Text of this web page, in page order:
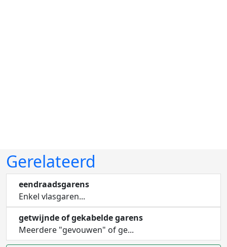
Gerelateerd
eendraadsgarens
Enkel vlasgaren...
getwijnde of gekabelde garens
Meerdere "gevouwen" of ge...